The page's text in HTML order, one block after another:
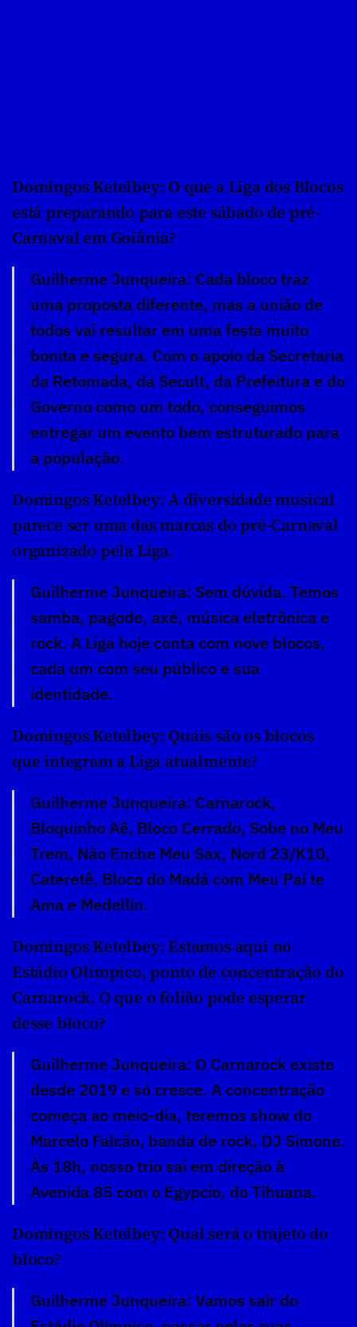
Domingos Ketelbey: O que a Liga dos Blocos
está preparando para este sábado de pré-
Carnaval em Goiânia?
Guilherme Junqueira: Cada bloco traz
uma proposta diferente, mas a união de
todos vai resultar em uma festa muito
bonita e segura. Com o apoio da Secretaria
da Retomada, da Secult, da Prefeitura e do
Governo como um todo, conseguimos
entregar um evento bem estruturado para
a população.
Domingos Ketelbey: A diversidade musical
parece ser uma das marcas do pré-Carnaval
organizado pela Liga.
Guilherme Junqueira: Sem dúvida. Temos
samba, pagode, axé, música eletrônica e
rock. A Liga hoje conta com nove blocos,
cada um com seu público e sua
identidade.
Domingos Ketelbey: Quais são os blocos
que integram a Liga atualmente?
Guilherme Junqueira: Carnarock,
Bloquinho Aê, Bloco Cerrado, Sobe no Meu
Trem, Não Enche Meu Sax, Nord 23/K10,
Cateretê, Bloco do Madá com Meu Pai te
Ama e Medellín.
Domingos Ketelbey: Estamos aqui no
Estádio Olímpico, ponto de concentração do
Carnarock. O que o folião pode esperar
desse bloco?
Guilherme Junqueira: O Carnarock existe
desde 2019 e só cresce. A concentração
começa ao meio-dia, teremos show do
Marcelo Falcão, banda de rock, DJ Simone.
Às 18h, nosso trio sai em direção à
Avenida 85 com o Egypcio, do Tihuana.
Domingos Ketelbey: Qual será o trajeto do
bloco?
Guilherme Junqueira: Vamos sair do